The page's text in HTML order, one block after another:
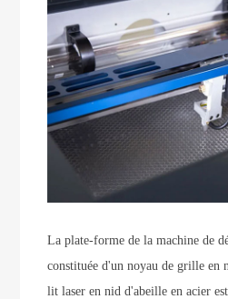
La plate-forme de la machine de
constituée d'un noyau de grille en
lit laser en nid d'abeille en acier